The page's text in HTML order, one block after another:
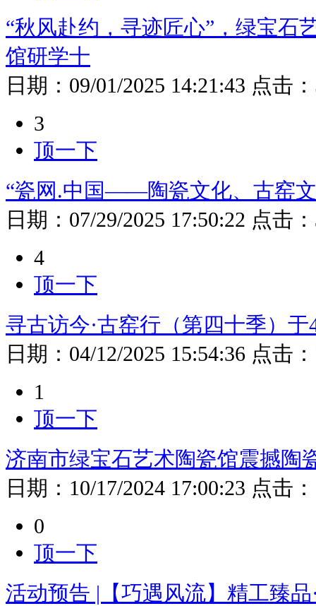
“秋风赴约，寻迹匠心”，绿宝石
馆研学十
日期： 09/01/2025 14:21:43 点击：
3
顶一下
“瓷网.中国——陶瓷文化、古窑
日期： 07/29/2025 17:50:22 点击：
4
顶一下
寻古访今·古窑行（第四十季）于
日期： 04/12/2025 15:54:36 点击：
1
顶一下
济南市绿宝石艺术陶瓷馆震撼陶
日期： 10/17/2024 17:00:23 点击：
0
顶一下
活动预告 |【巧遇风流】精工臻